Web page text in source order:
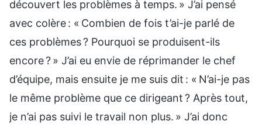
découvert les problèmes à temps. » J’ai pensé
avec colère : « Combien de fois t’ai-je parlé de
ces problèmes ? Pourquoi se produisent-ils
encore ? » J’ai eu envie de réprimander le chef
d’équipe, mais ensuite je me suis dit : « N’ai-je pas
le même problème que ce dirigeant ? Après tout,
je n’ai pas suivi le travail non plus. » J’ai donc